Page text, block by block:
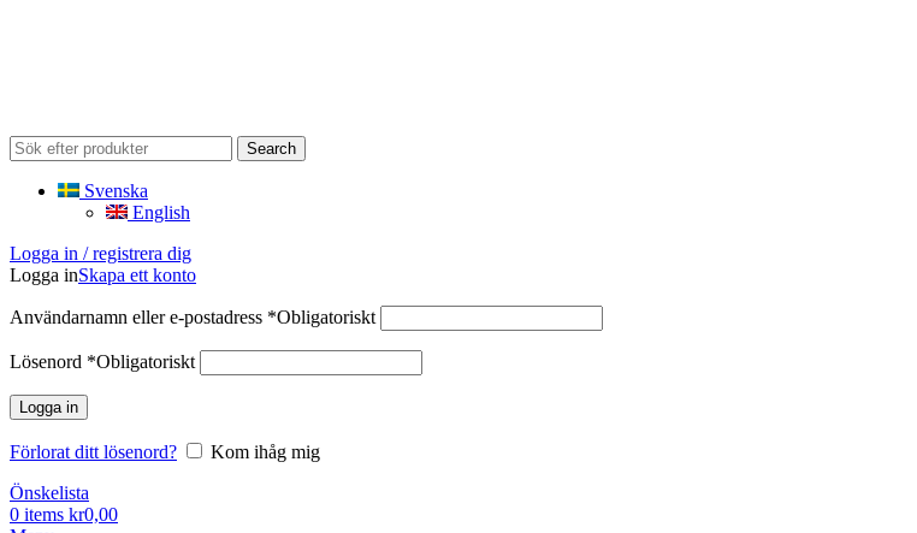
Search
Svenska
English
Logga in / registrera dig
Logga inSkapa ett konto
Användarnamn eller e-postadress *Obligatoriskt
Lösenord *Obligatoriskt
Logga in
Förlorat ditt lösenord?
Kom ihåg mig
Önskelista
0 items kr0,00